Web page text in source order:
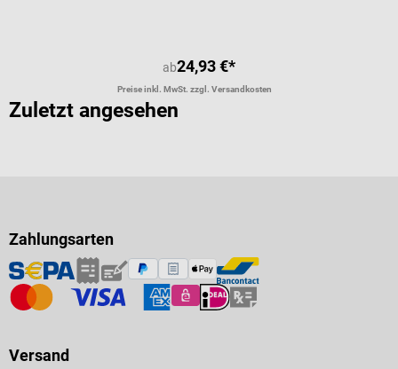
ab24,93 €*
Preise inkl. MwSt. zzgl. Versandkosten
Zuletzt angesehen
Zahlungsarten
Versand